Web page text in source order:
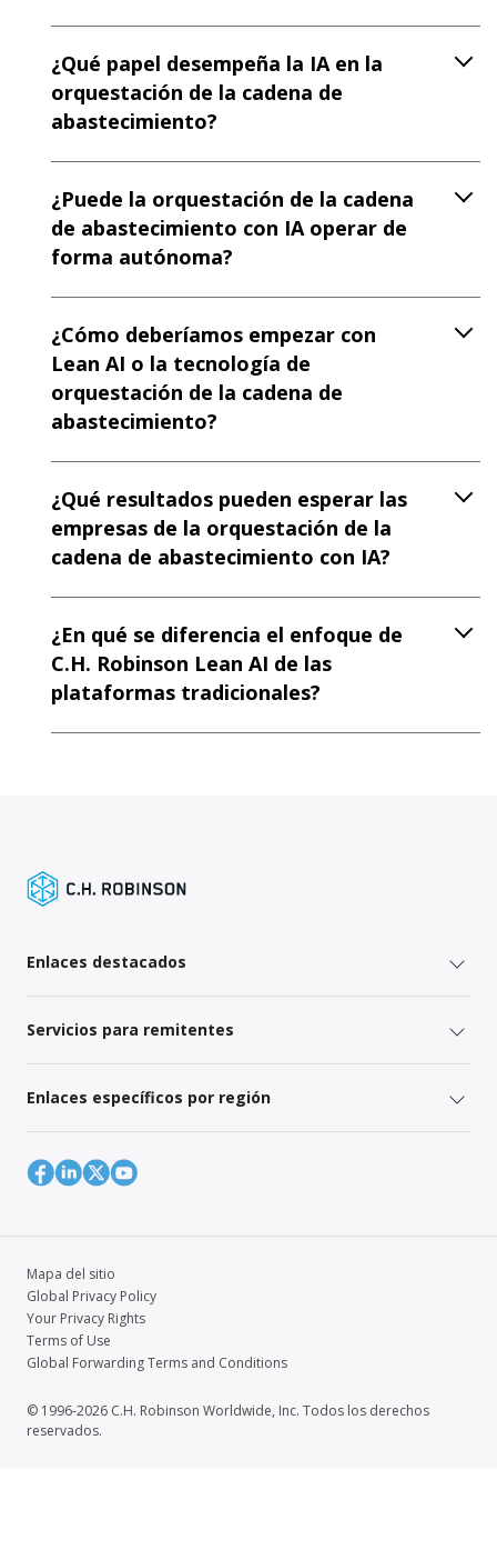
¿Qué papel desempeña la IA en la
orquestación de la cadena de
abastecimiento?
¿Puede la orquestación de la cadena
de abastecimiento con IA operar de
forma autónoma?
¿Cómo deberíamos empezar con
Lean AI o la tecnología de
orquestación de la cadena de
abastecimiento?
¿Qué resultados pueden esperar las
empresas de la orquestación de la
cadena de abastecimiento con IA?
¿En qué se diferencia el enfoque de
C.H. Robinson Lean AI de las
plataformas tradicionales?
Enlaces destacados
Servicios para remitentes
Enlaces específicos por región
Mapa del sitio
Global Privacy Policy
Your Privacy Rights
Terms of Use
Global Forwarding Terms and Conditions
© 1996-2026 C.H. Robinson Worldwide, Inc. Todos los derechos
reservados.